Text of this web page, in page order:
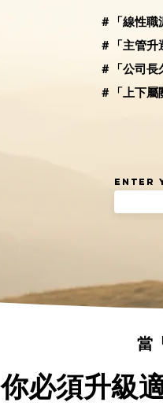
＃「線性
＃「主管
＃「公司
＃「上下
Enter
當
你必須升級